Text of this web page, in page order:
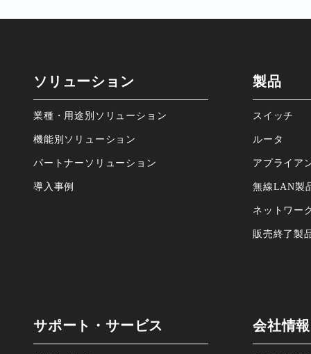
ソリューション
業種・⽤途別ソリューション
機能別ソリューション
パートナーソリューション
導⼊事例
製品
スイッチ
ルータ
アプライア
無線LAN製
ネットワー
販売終了製
サポート・サービス 会社情報